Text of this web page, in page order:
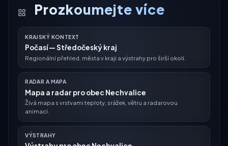
Prozkoumejte více
KRAJSKÝ KONTEXT
Počasí — Středočeský kraj
Regionální přehled, města v kraji a výstrahy pro širší okolí.
RADAR A MAPA
Mapa a radar pro obec Nechvalice
Živá mapa s vrstvami teploty, srážek, větru a radarovou
animací.
VÝSTRAHY